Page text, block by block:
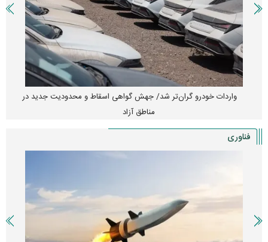
واردات خودرو گران‌تر شد/ جهش گواهی اسقاط و محدودیت جدید در
مناطق آزاد
فناوری